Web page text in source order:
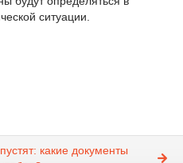
ситуации.
какие документы